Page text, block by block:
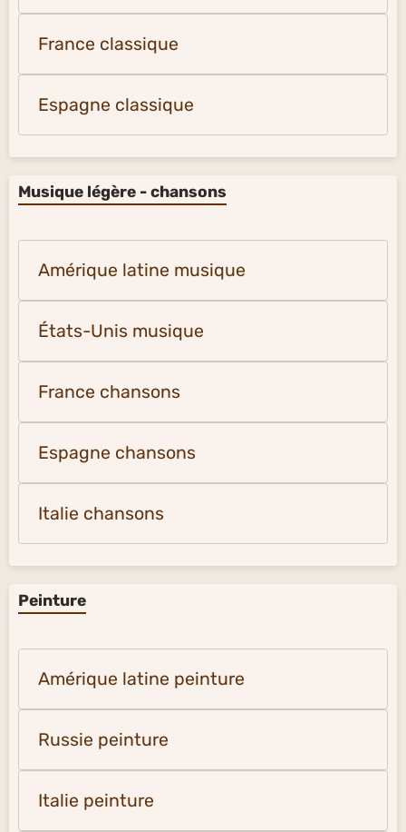
France classique
Espagne classique
Musique légère - chansons
Amérique latine musique
États-Unis musique
France chansons
Espagne chansons
Italie chansons
Peinture
Amérique latine peinture
Russie peinture
Italie peinture